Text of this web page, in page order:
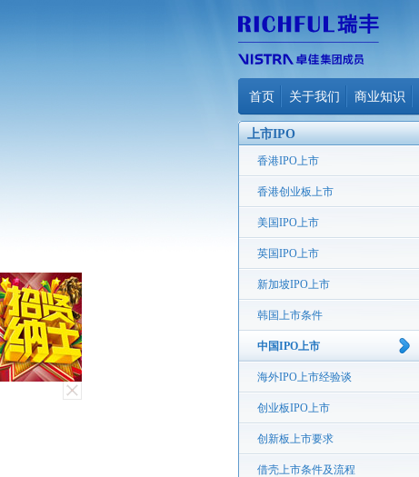
首页 关于我们 商业知识
上市IPO
香港IPO上市
香港创业板上市
美国IPO上市
英国IPO上市
新加坡IPO上市
韩国上市条件
中国IPO上市
海外IPO上市经验谈
创业板IPO上市
创新板上市要求
借壳上市条件及流程